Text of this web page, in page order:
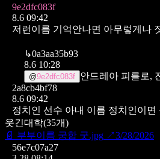
9e2dfc083f
8.6 09:42
저런이름 기억안나면 아무렇게나
↳0a3aa35b93
8.6 10:28
@9e2dfc083f 안드레아 피를로,
2a8cb4bf78
8.6 09:42
정치인 선수 아내 이름 정치인이면
웃긴대학(35개)
📄 부부이름 궁합 굿.jpg ↗3/28/2026
56e7c07a27